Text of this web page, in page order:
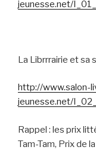
jeunesse.net/
La Librrrairie et sa
http://www.salon-
jeunesse.net/
Rappel : les prix
Tam-Tam, Prix de